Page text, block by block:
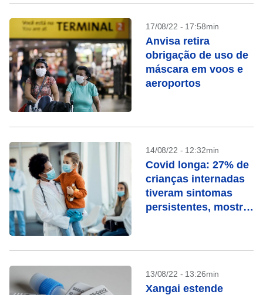
17/08/22 - 17:58min
Anvisa retira
obrigação de uso de
máscara em voos e
aeroportos
14/08/22 - 12:32min
Covid longa: 27% de
crianças internadas
tiveram sintomas
persistentes, mostra
13/08/22 - 13:26min
Xangai estende